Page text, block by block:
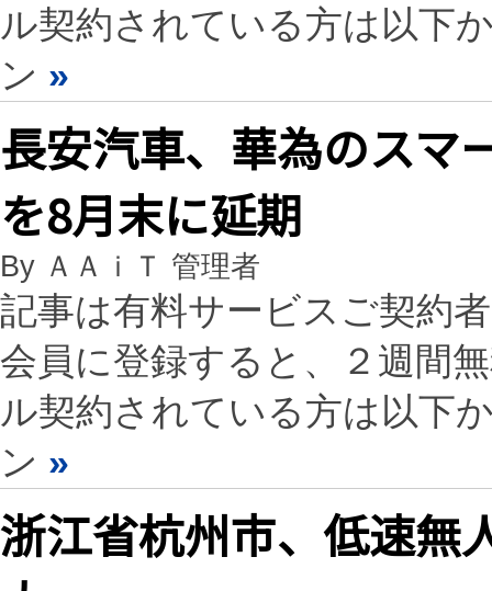
ル契約されている方は以下
ン »
長安汽車、華為のスマ
を8月末に延期
By ＡＡｉＴ 管理者
記事は有料サービスご契約
会員に登録すると、２週間
ル契約されている方は以下
ン »
浙江省杭州市、低速無